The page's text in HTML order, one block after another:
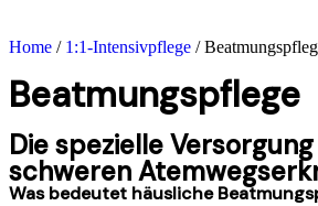
Home / 1:1-Intensivpflege /
Beatmungspflege
Die spezielle
schweren
Was bedeutet häusliche